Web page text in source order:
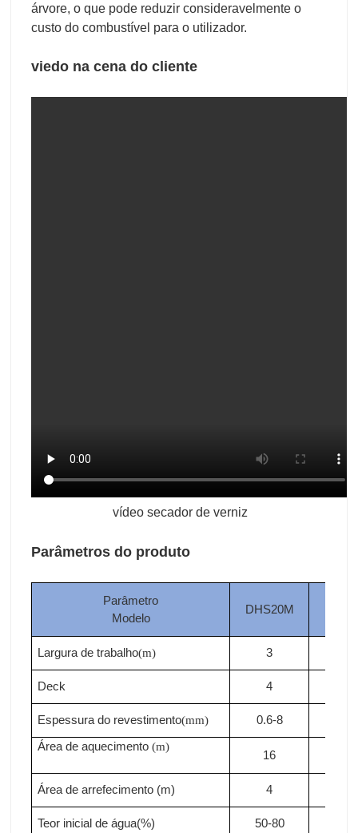
árvore, o que pode reduzir consideravelmente o
custo do combustível para o utilizador.
viedo na cena do cliente
vídeo secador de verniz
Parâmetros do produto
Parâmetro
Modelo
DHS20M
Largura de trabalho(m) 3
Deck 4
Espessura do revestimento(mm) 0.6-8
Área de aquecimento (m)
16
Área de arrefecimento (m) 4
Teor inicial de água(%) 50-80